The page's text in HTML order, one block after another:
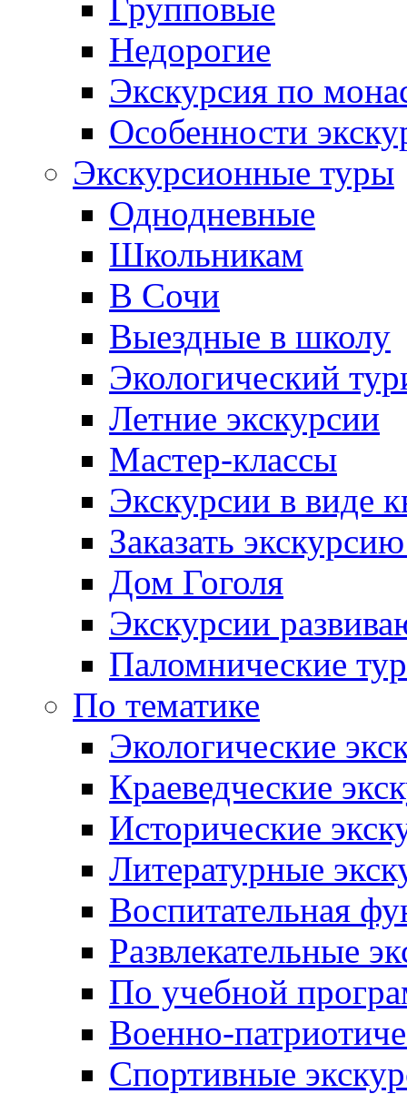
Групповые
Недорогие
Экскурсия по
Особенности
Экскурсионные туры
Однодневные
Школьникам
В Сочи
Выездные в школу
Экологический
Летние экскурсии
Мастер-классы
Экскурсии в виде
Заказать
Дом Гоголя
Экскурсии
Паломнические
По тематике
Экологические
Краеведческие
Исторические
Литературные
Воспитательная
Развлекательные
По учебной
Военно-
Спортивные